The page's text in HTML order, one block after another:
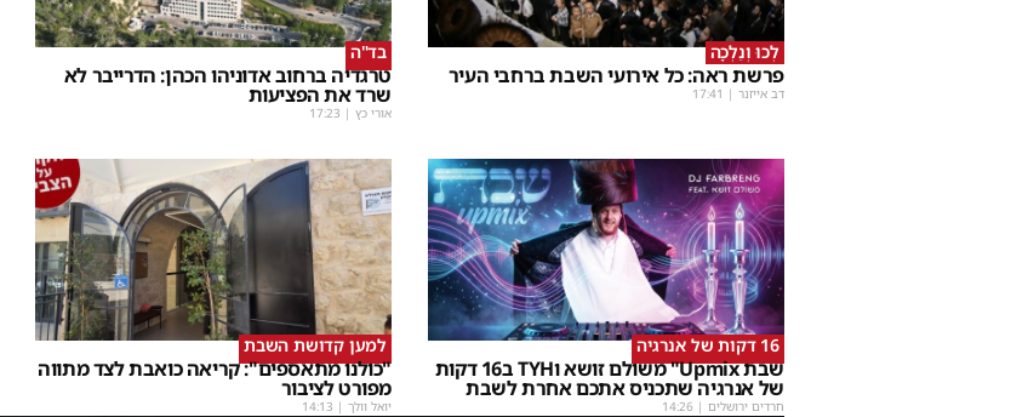
לְכוּ וְנֵלְכָה
פרשת ראה: כל אירועי השבת ברחבי העיר
דב אייזנר |
17:41
בד"ה
טרגדיה ברחוב אדוניהו הכהן: הדרייבר לא
שרד את הפציעות
אורי כץ |
17:23
16 דקות של אנרגיה
שבת Upmix" משולם זושא וTYH ב16 דקות
של אנרגיה שתכניס אתכם אחרת לשבת
חרדים ירושלים |
14:26
למען קדושת השבת
"כולנו מתאספים": קריאה כואבת לצד מתווה
מפורט לציבור
יואל וולך |
14:13